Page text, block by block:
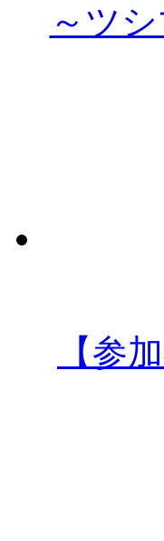
～ツ
【参